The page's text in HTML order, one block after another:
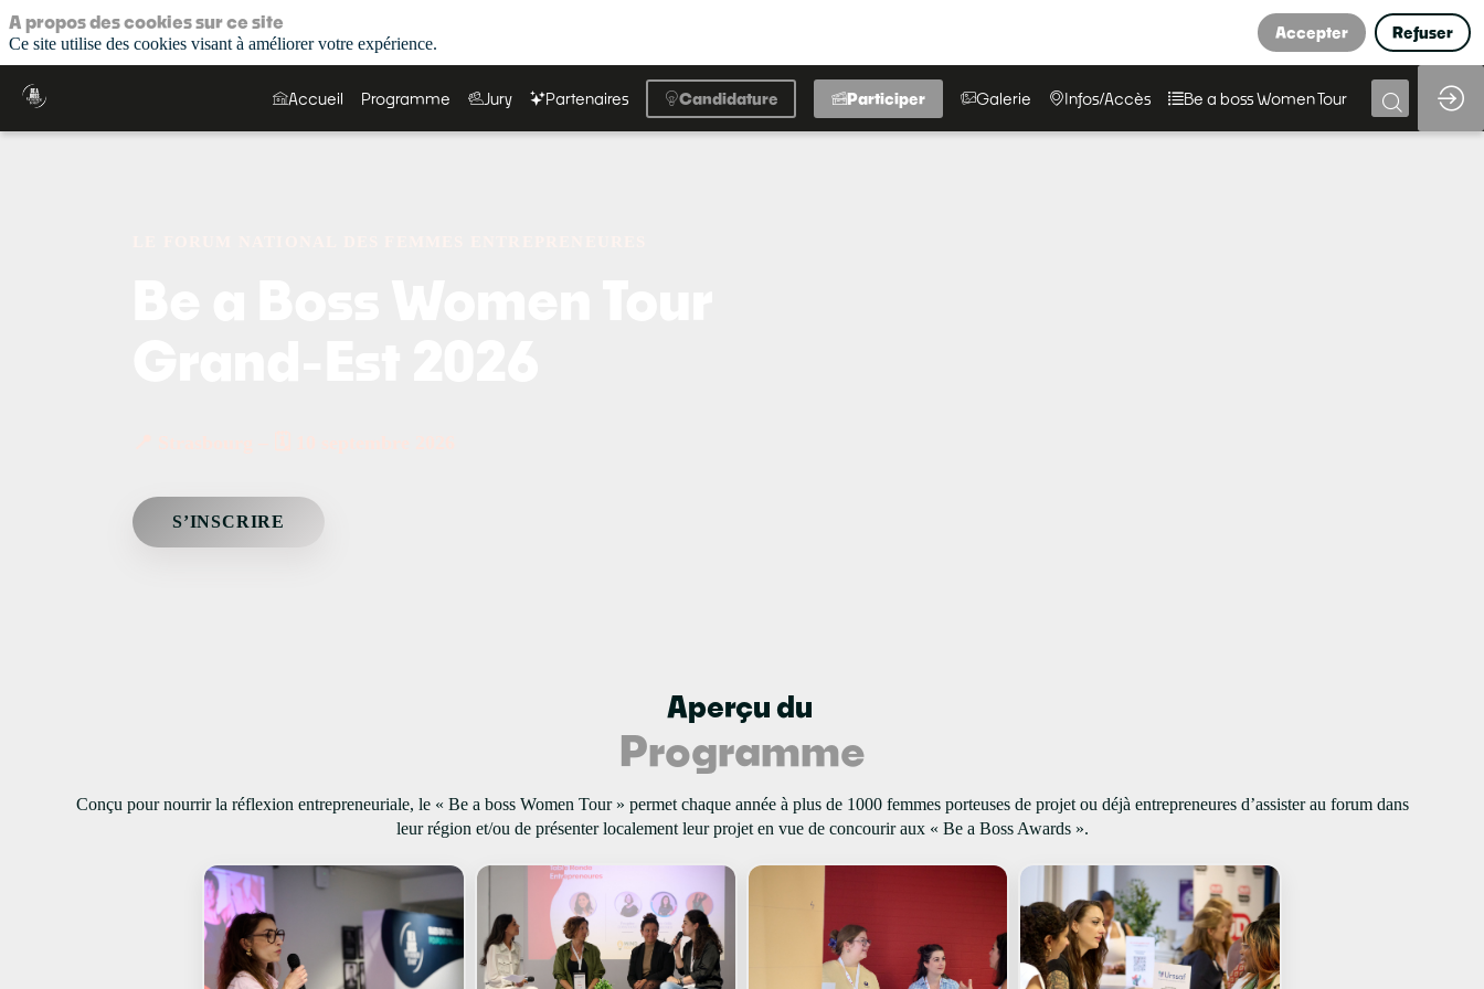
Accueil Programme Jury Partenaires Candidature Participer Galerie Infos/Accès Be a boss Women Tour
S’INSCRIRE
Aperçu du
Programme
Conçu pour nourrir la réflexion entrepreneuriale, le « Be a boss Women Tour » permet chaque année à plus de 1000 femmes porteuses de projet ou déjà entrepreneures d’assister au forum dans
leur région et/ou de présenter localement leur projet en vue de concourir aux « Be a Boss Awards ».
A propos des cookies sur ce site
Ce site utilise des cookies visant à améliorer votre expérience.
Accepter Refuser